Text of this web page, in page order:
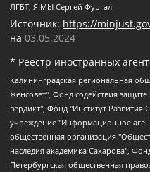
ЛГБТ, Я.МЫ Сергей Фургал
Источник: https://
на 03.05.2024
* Реестр иностранных
Калининградская региональная общественная организация "Экозащита!-Женсовет", Фонд содействия защите прав и свобод граждан "Общественный вердикт", Фонд "Институт Развития Свободы Информации", Частное учреждение "Информационное агентство МЕМО. РУ", Региональная общественная организация "Общественная комиссия по сохранению наследия академика Сахарова", Фонд поддержки свободы прессы, Санкт-Петербургская общественная правозащитная организация "Гражданский контроль", Межрегиональная общественная организация "Информационно-просветительский центр "Мемориал", Региональный Фонд "Центр Защиты Прав Средств Массовой Информации", с 05.12.2023 Фонд "Центр Защиты Прав Средств массовой информации", Региональная общественная благотворительная организация помощи беженцам и мигрантам "Гражданское содействие", Негосударственное образовательное учреждение дополнительного профессионального образования (повышение квалификации) специалистов "АКАДЕМИЯ ПО ПРАВАМ ЧЕЛОВЕКА", Свердловская региональная общественная организация "Сутяжник", Автономная некоммерческая организация "Центр независимых социологических исследований", Союз общественных объединений "Российский исследовательский центр по правам человека", Региональное общественное учреждение научно-информационный центр "МЕМОРИАЛ", Некоммерческая организация "Фонд защиты гласности", Автономная некоммерческая организация "Институт прав человека", Городская общественная организация "Екатеринбургское общество "МЕМОРИАЛ", Городская общественная организация "Рязанское историко-просветительское и правозащитное общество "Мемориал" (Рязанский Мемориал), Челябинский региональный орган общественной самодеятельности – женское общественное объединение "Женщины Евразии", Челябинский региональный орган общественной самодеятельности "Уральская правозащитная группа", Фонд содействия защите здоровья и социальной справедливости имени Андрея Рылькова, Автономная Некоммерческая Организация "Аналитический Центр Юрия Левады", Автономная некоммерческая организация социальной поддержки населения "Проект Апрель", Региональная общественная организация помощи женщинам и детям, находящимся в кризисной ситуации "Информационно-методический центр "Анна", Фонд содействия развитию массовых коммуникаций и правовому просвещению "Так-так-Так", Фонд содействия устойчивому развитию "Серебряная тайга", Свердловский региональный общественный фонд социальных проектов "Новое время", "Idel.Реалии", Кавказ.Реалии, Крым.Реалии, Телеканал Настоящее Время, Татаро-башкирская служба Радио Свобода (Azatliq Radiosi), Радио Свободная Европа/Радио Свобода (PCE/PC), "Сибирь.Реалии", "Фактограф", Благотворительный фонд помощи осужденным и их семьям, Автономная некоммерческая организация "Институт глобализации и социальных движений", Фонд "В защиту прав заключенных", Частное учреждение "Центр поддержки и содействия развитию средств массовой информации", Пензенский региональный общественный благотворительный фонд "Гражданский союз", "Север.Реалии", Некоммерческая организация Фонд "Правовая инициатива", Общество с ограниченной ответственностью "Радио Свободная Европа/Радио Свобода", Чешское информационное агентство "MEDIUM-ORIENT", Красноярская региональная общественная организация "Мы против СПИДа", Камалягин Денис Николаевич, Маркелов Сергей Евгеньевич, Пономарев Лев Александрович, Савицкая Людмила Алексеевна, Автономная некоммерческая организация "Центр по работе с проблемой насилия "НАСИЛИЮ.НЕТ", Межрегиональный профессиональный союз работников здравоохранения "Альянс врачей", Юридическое лицо, зарегистрированное в Латвийской Республике, SIA "Medusa Project" (регистрационный номер 40103797863, дата регистрации 10.06.2014), Некоммерческая организация "Фонд по борьбе с коррупцией", Автономная некоммерческая организация "Институт права и публичной политики", Баданин Роман Сергеевич, Гликин Максим Александрович, Железнова Мария Михайловна, Лукьянова Юлия Сергеевна, Маетная Елизавета Витальевна, Маняхин Петр Борисович, Чуракова Ольга Владимировна, Ярош Юлия Петровна, Юридическое лицо "The Insider SIA", зарегистрированное в Риге, Латвийская Республика (дата регистрации 26.06.2015), являющееся администратором доменного имени интернет-издания "The Insider SIA", https://theins.ru, Постернак Алексей Евгеньевич, Рубин Михаил Аркадьевич, Анин Роман Александрович, Юридическое лицо Istories fonds, зарегистрированное в Латвийской Республике (регистрационный номер 50008295751, дата регистрации 24.02.2020), Великовский Дмитрий Александрович, Долинина Ирина Николаевна, Мароховская Алеся Алексеевна, Шлейнов Роман Юрьевич, Шмагун Олеся Валентиновна, Общество с ограниченной ответственностью "Альтаир 2021", Общество с ограниченной ответственностью "Вега 2021", Общество с ограниченной ответственностью "Главный редактор 2021", Общество с ограниченной